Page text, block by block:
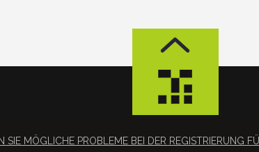
SIE MÖGLICHE PROBLEME BEI DER REGISTRIERUNG